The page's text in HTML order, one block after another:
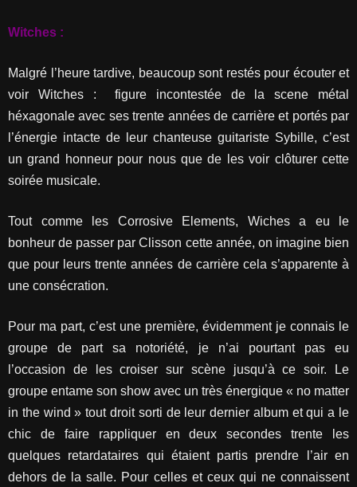
Witches :
Malgré l’heure tardive, beaucoup sont restés pour écouter et
voir Witches : figure incontestée de la scene métal
héxagonale avec ses trente années de carrière et portés par
l’énergie intacte de leur chanteuse guitariste Sybille, c’est
un grand honneur pour nous que de les voir clôturer cette
soirée musicale.
Tout comme les Corrosive Elements, Wiches a eu le
bonheur de passer par Clisson cette année, on imagine bien
que pour leurs trente années de carrière cela s’apparente à
une consécration.
Pour ma part, c’est une première, évidemment je connais le
groupe de part sa notoriété, je n’ai pourtant pas eu
l’occasion de les croiser sur scène jusqu’à ce soir. Le
groupe entame son show avec un très énergique « no matter
in the wind » tout droit sorti de leur dernier album et qui a le
chic de faire rappliquer en deux secondes trente les
quelques retardataires qui étaient partis prendre l’air en
dehors de la salle. Pour celles et ceux qui ne connaissent